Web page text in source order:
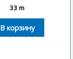
33 m
В корзину